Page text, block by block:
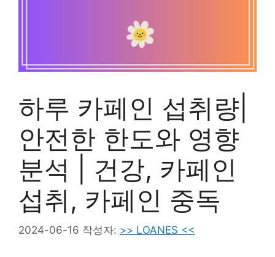
하루 카페인 섭취량|
안전한 한도와 영향
분석 | 건강, 카페인
섭취, 카페인 중독
2024-06-16 작성자: >> LOANES <<